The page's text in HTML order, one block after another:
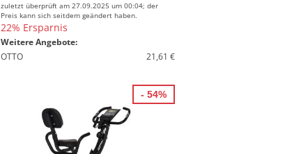
zuletzt überprüft am 27.09.2025 um 00:04; der
Preis kann sich seitdem geändert haben.
22% Ersparnis
Weitere Angebote:
OTTO
21,61 €
- 54%